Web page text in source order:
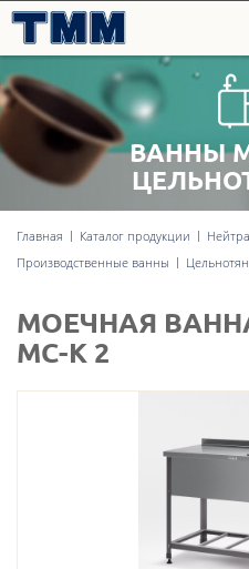
8-800-707-09-52
Нейтральное оборудование
ВАННЫ
Главная Каталог продукции
Производственные ванны
МОЕЧНАЯ
МС-К 2